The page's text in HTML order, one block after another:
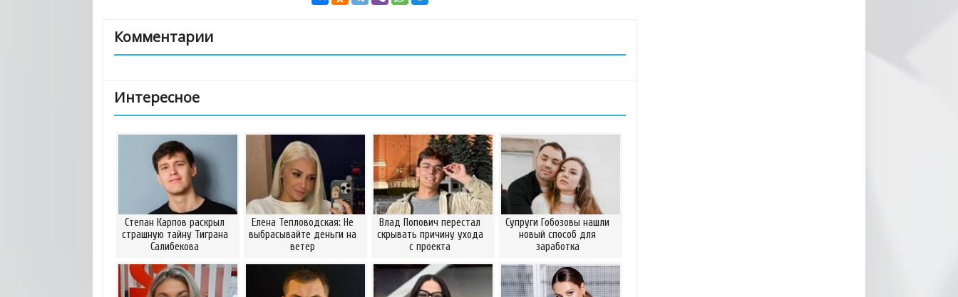
Комментарии
Интересное
Степан Карпов раскрыл
страшную тайну Тиграна
Салибекова
Елена Тепловодская: Не
выбрасывайте деньги на
ветер
Влад Попович перестал
скрывать причину ухода
с проекта
Супруги Гобозовы нашли
новый способ для
заработка